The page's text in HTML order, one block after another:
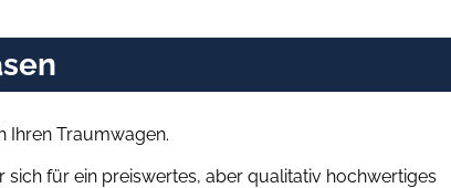
Ihren Traumwagen.
für ein preiswertes, aber qualitativ hochwertiges